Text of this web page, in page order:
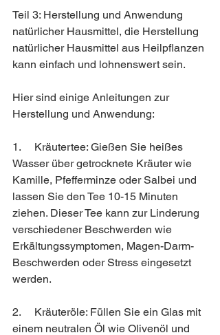
Teil 3: Herstellung und Anwendung
natürlicher Hausmittel, die Herstellung
natürlicher Hausmittel aus Heilpflanzen
kann einfach und lohnenswert sein.
Hier sind einige Anleitungen zur
Herstellung und Anwendung:
1.     Kräutertee: Gießen Sie heißes
Wasser über getrocknete Kräuter wie
Kamille, Pfefferminze oder Salbei und
lassen Sie den Tee 10-15 Minuten
ziehen. Dieser Tee kann zur Linderung
verschiedener Beschwerden wie
Erkältungssymptomen, Magen-Darm-
Beschwerden oder Stress eingesetzt
werden.
2.     Kräuteröle: Füllen Sie ein Glas mit
einem neutralen Öl wie Olivenöl und